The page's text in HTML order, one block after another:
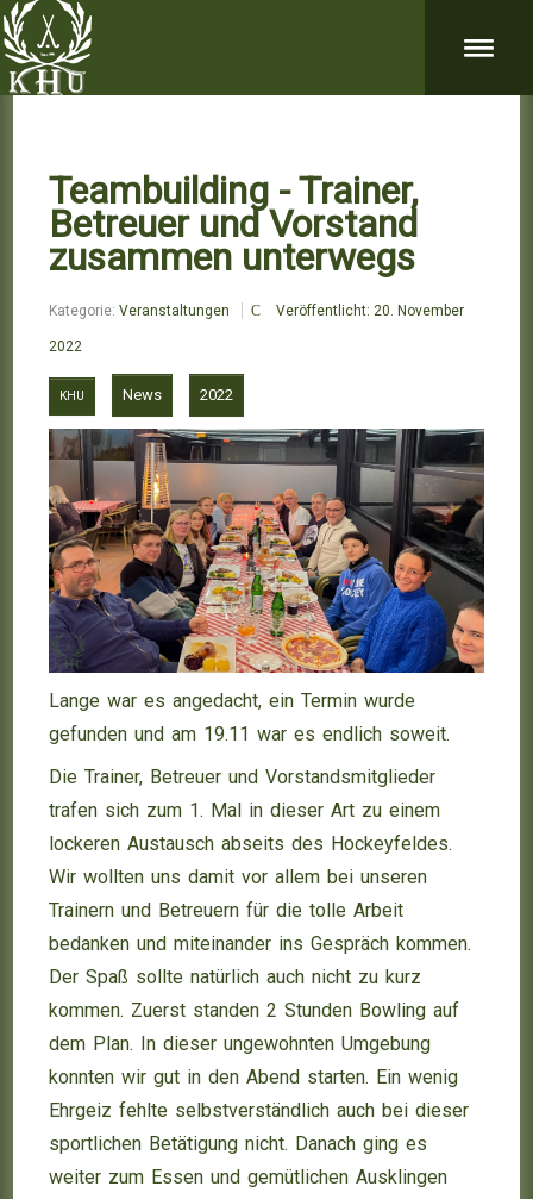
Teambuilding - Trainer,
Betreuer und Vorstand
zusammen unterwegs
Kategorie:Veranstaltungen Veröffentlicht: 20. November
2022
KHU News 2022
Lange war es angedacht, ein Termin wurde
gefunden und am 19.11 war es endlich soweit.
Die Trainer, Betreuer und Vorstandsmitglieder
trafen sich zum 1. Mal in dieser Art zu einem
lockeren Austausch abseits des Hockeyfeldes.
Wir wollten uns damit vor allem bei unseren
Trainern und Betreuern für die tolle Arbeit
bedanken und miteinander ins Gespräch kommen.
Der Spaß sollte natürlich auch nicht zu kurz
kommen. Zuerst standen 2 Stunden Bowling auf
dem Plan. In dieser ungewohnten Umgebung
konnten wir gut in den Abend starten. Ein wenig
Ehrgeiz fehlte selbstverständlich auch bei dieser
sportlichen Betätigung nicht. Danach ging es
weiter zum Essen und gemütlichen Ausklingen